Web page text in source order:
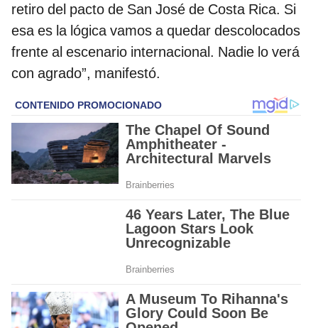
retiro del pacto de San José de Costa Rica. Si
esa es la lógica vamos a quedar descolocados
frente al escenario internacional. Nadie lo verá
con agrado”, manifestó.